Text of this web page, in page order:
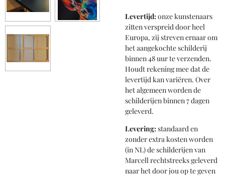
Levertijd:onze kunstenaars
zitten verspreid door heel
Europa, zij streven ernaar om
het aangekochte schilderij
binnen 48 uur te verzenden.
Houdt rekening mee dat de
levertijd kan variëren. Over
het algemeen worden de
schilderijen binnen 7 dagen
geleverd.
Levering:standaard en
zonder extra kosten worden
(in NL) de schilderijen van
Marcell rechtstreeks geleverd
naar het door jou op te geven